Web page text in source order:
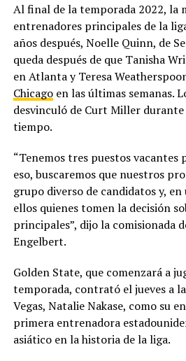
Al final de la temporada 2022, la
entrenadores principales de la
años después, Noelle Quinn, de
queda después de que Tanisha
en Atlanta y Teresa
Chicagoen las últimas semanas.
desvinculó de Curt Miller
tiempo.
“Tenemos tres puestos vacantes
eso, buscaremos que nuestros
grupo diverso de candidatos y,
ellos quienes tomen la decisión
principales”, dijo la comisionada
Engelbert.
Golden State, que comenzará a
temporada, contrató el jueves a
Vegas, Natalie Nakase, como su
primera entrenadora
asiático en la historia de la liga.